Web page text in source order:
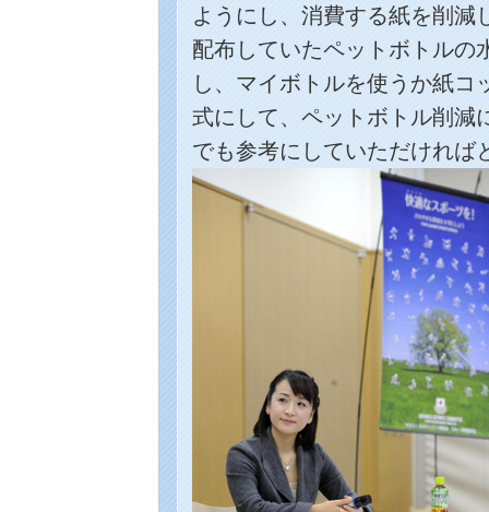
ようにし、消費する紙を削減
配布していたペットボトルの
し、マイボトルを使うか紙コ
式にして、ペットボトル削減
でも参考にしていただければ